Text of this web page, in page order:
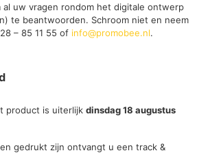
al uw vragen rondom het digitale ontwerp
te beantwoorden. Schroom niet en neem
– 85 11 55 of info@promobee.nl.
product is uiterlijk dinsdag 18 augustus
gedrukt zijn ontvangt u een track &